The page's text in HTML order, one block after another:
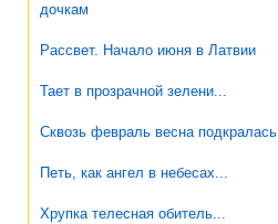
дочкам
Рассвет. Начало июня в Латвии
Тает в прозрачной зелени...
Сквозь февраль весна подкралась
Петь, как ангел в небесах...
Хрупка телесная обитель...